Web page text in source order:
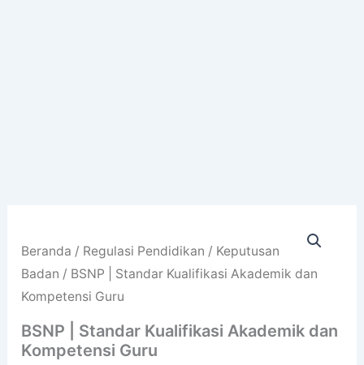
Beranda / Regulasi Pendidikan / Keputusan
Badan / BSNP | Standar Kualifikasi Akademik dan
Kompetensi Guru
BSNP | Standar Kualifikasi Akademik dan
Kompetensi Guru